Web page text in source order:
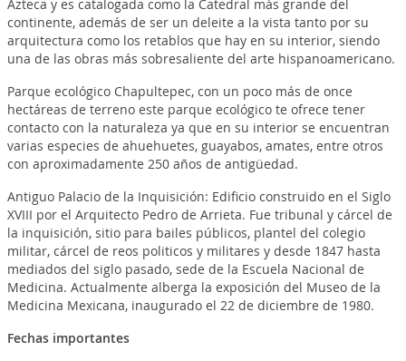
Azteca y es catalogada como la Catedral más grande del
continente, además de ser un deleite a la vista tanto por su
arquitectura como los retablos que hay en su interior, siendo
una de las obras más sobresaliente del arte hispanoamericano.
Parque ecológico Chapultepec, con un poco más de once
hectáreas de terreno este parque ecológico te ofrece tener
contacto con la naturaleza ya que en su interior se encuentran
varias especies de ahuehuetes, guayabos, amates, entre otros
con aproximadamente 250 años de antigüedad.
Antiguo Palacio de la Inquisición: Edificio construido en el Siglo
XVIII por el Arquitecto Pedro de Arrieta. Fue tribunal y cárcel de
la inquisición, sitio para bailes públicos, plantel del colegio
militar, cárcel de reos politicos y militares y desde 1847 hasta
mediados del siglo pasado, sede de la Escuela Nacional de
Medicina. Actualmente alberga la exposición del Museo de la
Medicina Mexicana, inaugurado el 22 de diciembre de 1980.
Fechas importantes